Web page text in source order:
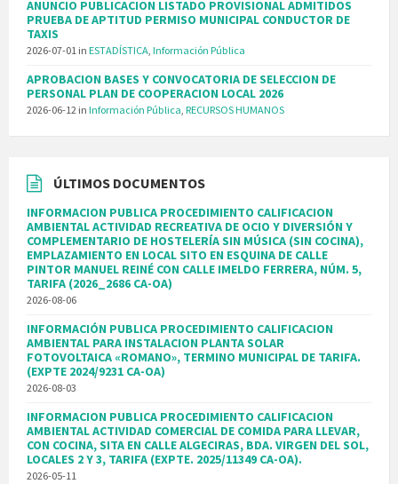
ANUNCIO PUBLICACION LISTADO PROVISIONAL ADMITIDOS
PRUEBA DE APTITUD PERMISO MUNICIPAL CONDUCTOR DE
TAXIS
2026-07-01 in ESTADÍSTICA, Información Pública
APROBACION BASES Y CONVOCATORIA DE SELECCION DE
PERSONAL PLAN DE COOPERACION LOCAL 2026
2026-06-12 in Información Pública, RECURSOS HUMANOS
ÚLTIMOS DOCUMENTOS
INFORMACION PUBLICA PROCEDIMIENTO CALIFICACION
AMBIENTAL ACTIVIDAD RECREATIVA DE OCIO Y DIVERSIÓN Y
COMPLEMENTARIO DE HOSTELERÍA SIN MÚSICA (SIN COCINA),
EMPLAZAMIENTO EN LOCAL SITO EN ESQUINA DE CALLE
PINTOR MANUEL REINÉ CON CALLE IMELDO FERRERA, NÚM. 5,
TARIFA (2026_2686 CA-OA)
2026-08-06
INFORMACIÓN PUBLICA PROCEDIMIENTO CALIFICACION
AMBIENTAL PARA INSTALACION PLANTA SOLAR
FOTOVOLTAICA «ROMANO», TERMINO MUNICIPAL DE TARIFA.
(EXPTE 2024/9231 CA-OA)
2026-08-03
INFORMACION PUBLICA PROCEDIMIENTO CALIFICACION
AMBIENTAL ACTIVIDAD COMERCIAL DE COMIDA PARA LLEVAR,
CON COCINA, SITA EN CALLE ALGECIRAS, BDA. VIRGEN DEL SOL,
LOCALES 2 Y 3, TARIFA (EXPTE. 2025/11349 CA-OA).
2026-05-11